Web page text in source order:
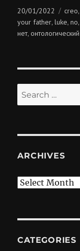
Posted
on
20/01/2022 creo
your father,luke,no
нет,
Search
for:
ARCHIVES
Archives
CATEGORIES